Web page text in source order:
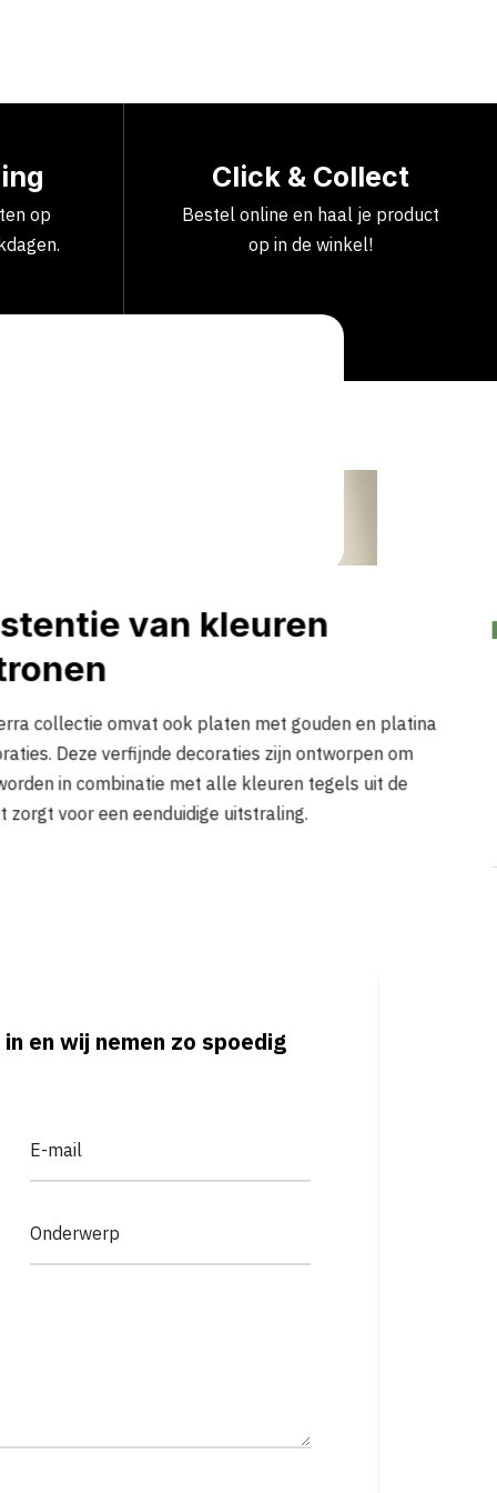
op
Click & Collect
Bestel online en haal je product
op in de winkel!
van kleuren
collectie omvat ook platen met gouden en platina
Deze verfijnde decoraties zijn ontworpen om
in combinatie met alle kleuren tegels uit de
zorgt voor een eenduidige uitstraling.
en wij nemen zo spoedig